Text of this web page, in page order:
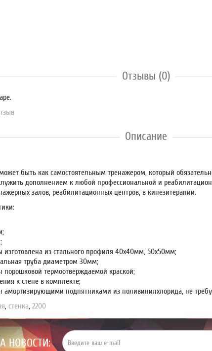
Отзывы (0)
Описание
быть как самостоятельным тренажером, который
дополнением к любой профессиональной и
залов, реабилитационных центров, в кинезитерапии.
изготовлена из стального профиля 40х40мм, 50х50мм;
труба диаметром 30мм;
порошковой термоотверждаемой краской;
к стене в комплекте;
амортизирующими подпятниками из поливинилхлорида, не
, стенка,2200
НОВОСТИ: